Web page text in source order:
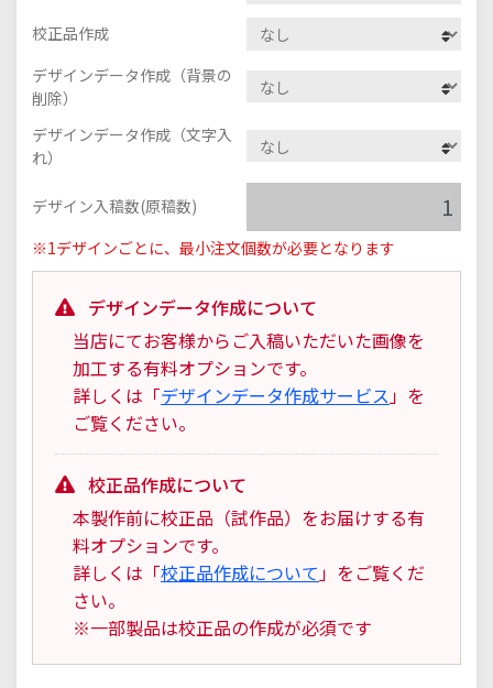
校正品作成
デザインデータ作成（背景の
削除）
デザインデータ作成（文字入
れ）
デザイン入稿数(原稿数)
※1デザインごとに、最小注文個数が必要となります
デザインデータ作成について
当店にてお客様からご入稿いただいた画像を
加工する有料オプションです。
詳しくは「デザインデータ作成サービス 」を
ご覧ください。
校正品作成について
本製作前に校正品（試作品）をお届けする有
料オプションです。
詳しくは「校正品作成について 」をご覧くだ
さい。
※一部製品は校正品の作成が必須です